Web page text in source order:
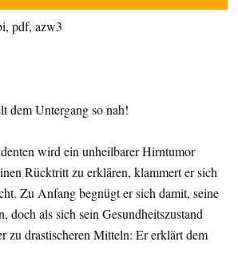
pdf, azw3
dem Untergang so nah!
wird ein unheilbarer Hirntumor
Rücktritt zu erklären, klammert er sich
Zu Anfang begnügt er sich damit, seine
doch als sich sein Gesundheitszustand
zu drastischeren Mitteln: Er erklärt dem